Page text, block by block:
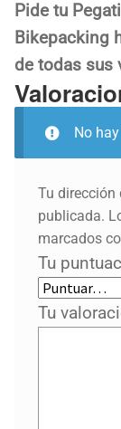
Pide tu
Bikepacking
de todas sus
No
Tu dirección
publicada.
marcados
Tu
Tu